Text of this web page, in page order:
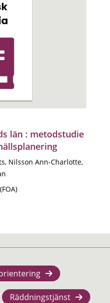
län : metodstudie
Nilsson Ann-Charlotte,
Räddningstjänst